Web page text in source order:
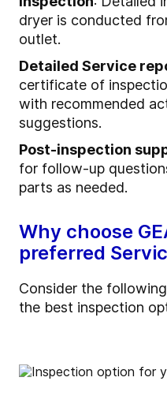
dryer is conducted
outlet.
Detailed Service
certificate of
with recommended
suggestions.
Post-inspection
for follow-up
parts as needed.
Why choose
preferred
Consider the
the best inspection